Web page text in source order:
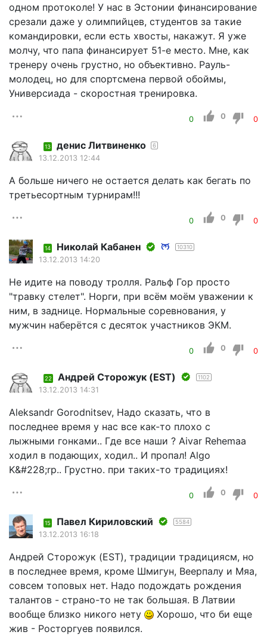
одном протоколе! У нас в Эстонии финансирование
срезали даже у олимпийцев, студентов за такие
командировки, если есть хвосты, накажут. Я уже
молчу, что папа финансирует 51-е место. Мне, как
тренеру очень грустно, но объективно. Рауль-
молодец, но для спортсмена первой обоймы,
Универсиада - скоростная тренировка.
0 0 0
13 денис Литвиненко 6
13.12.2013 12:44
А больше ничего не остается делать как бегать по
третьесортным турнирам!!!
0 0 0
14 Николай Кабанен 10310
13.12.2013 14:20
Не идите на поводу тролля. Ральф Гор просто
"травку стелет". Норги, при всём моём уважении к
ним, в заднице. Нормальные соревнования, у
мужчин наберётся с десяток участников ЭКМ.
0 0 0
22 Андрей Сторожук (EST) 1102
13.12.2013 14:31
Aleksandr Gorodnitsev, Надо сказать, что в
последнее время у нас все как-то плохо с
лыжными гонками.. Где все наши ? Aivar Rehemaa
ходил в подающих, ходил.. И пропал! Algo
K&#228;rp.. Грустно. при таких-то традициях!
0 0 0
15 Павел Кириловский 5584
13.12.2013 16:18
Андрей Сторожук (EST), традиции традициясм, но
в последнее время, кроме Шмигун, Веерпалу и Мяа,
совсем топовых нет. Надо подождать рождения
талантов - страно-то не так большая. В Латвии
вообще близко никого нету
Хорошо, что би еще
жив - Росторгуев появился.